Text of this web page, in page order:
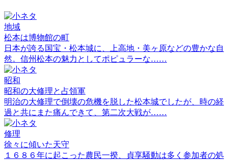
地域
松本は博物館の町
日本が誇る国宝・松本城に、上高地・美ヶ原などの豊かな自
然。信州松本の魅力としてポピュラーな……
昭和
昭和の大修理と占領軍
明治の大修理で倒壊の危機を脱した松本城でしたが、時の経
過と共にまた痛んできて、第二次大戦が……
修理
徐々に傾いた天守
１６８６年に起こった農民一揆、貞享騒動は多く参加者の処